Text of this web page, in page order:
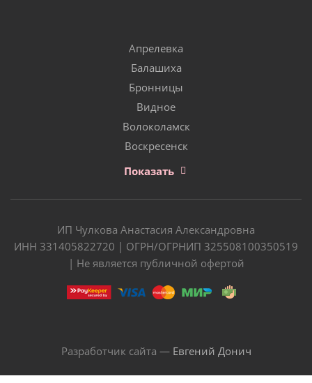
Апрелевка
Балашиха
Бронницы
Видное
Волоколамск
Воскресенск
Показать
ИП Чулкова Анастасия Александровна
ИНН 331405822720 | ОГРН/ОГРНИП 325508100350519
| Не является публичной офертой
Разработчик сайта — Евгений Донич